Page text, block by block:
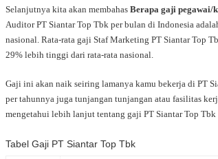
Selanjutnya kita akan membahas Berapa gaji pegawai/
Auditor PT Siantar Top Tbk per bulan di Indonesia
nasional. Rata-rata gaji Staf Marketing PT Siantar Top
29% lebih tinggi dari rata-rata nasional.
Gaji ini akan naik seiring lamanya kamu bekerja di PT
per tahunnya juga tunjangan tunjangan atau fasilitas
mengetahui lebih lanjut tentang gaji PT Siantar Top
Tabel Gaji PT Siantar Top Tbk